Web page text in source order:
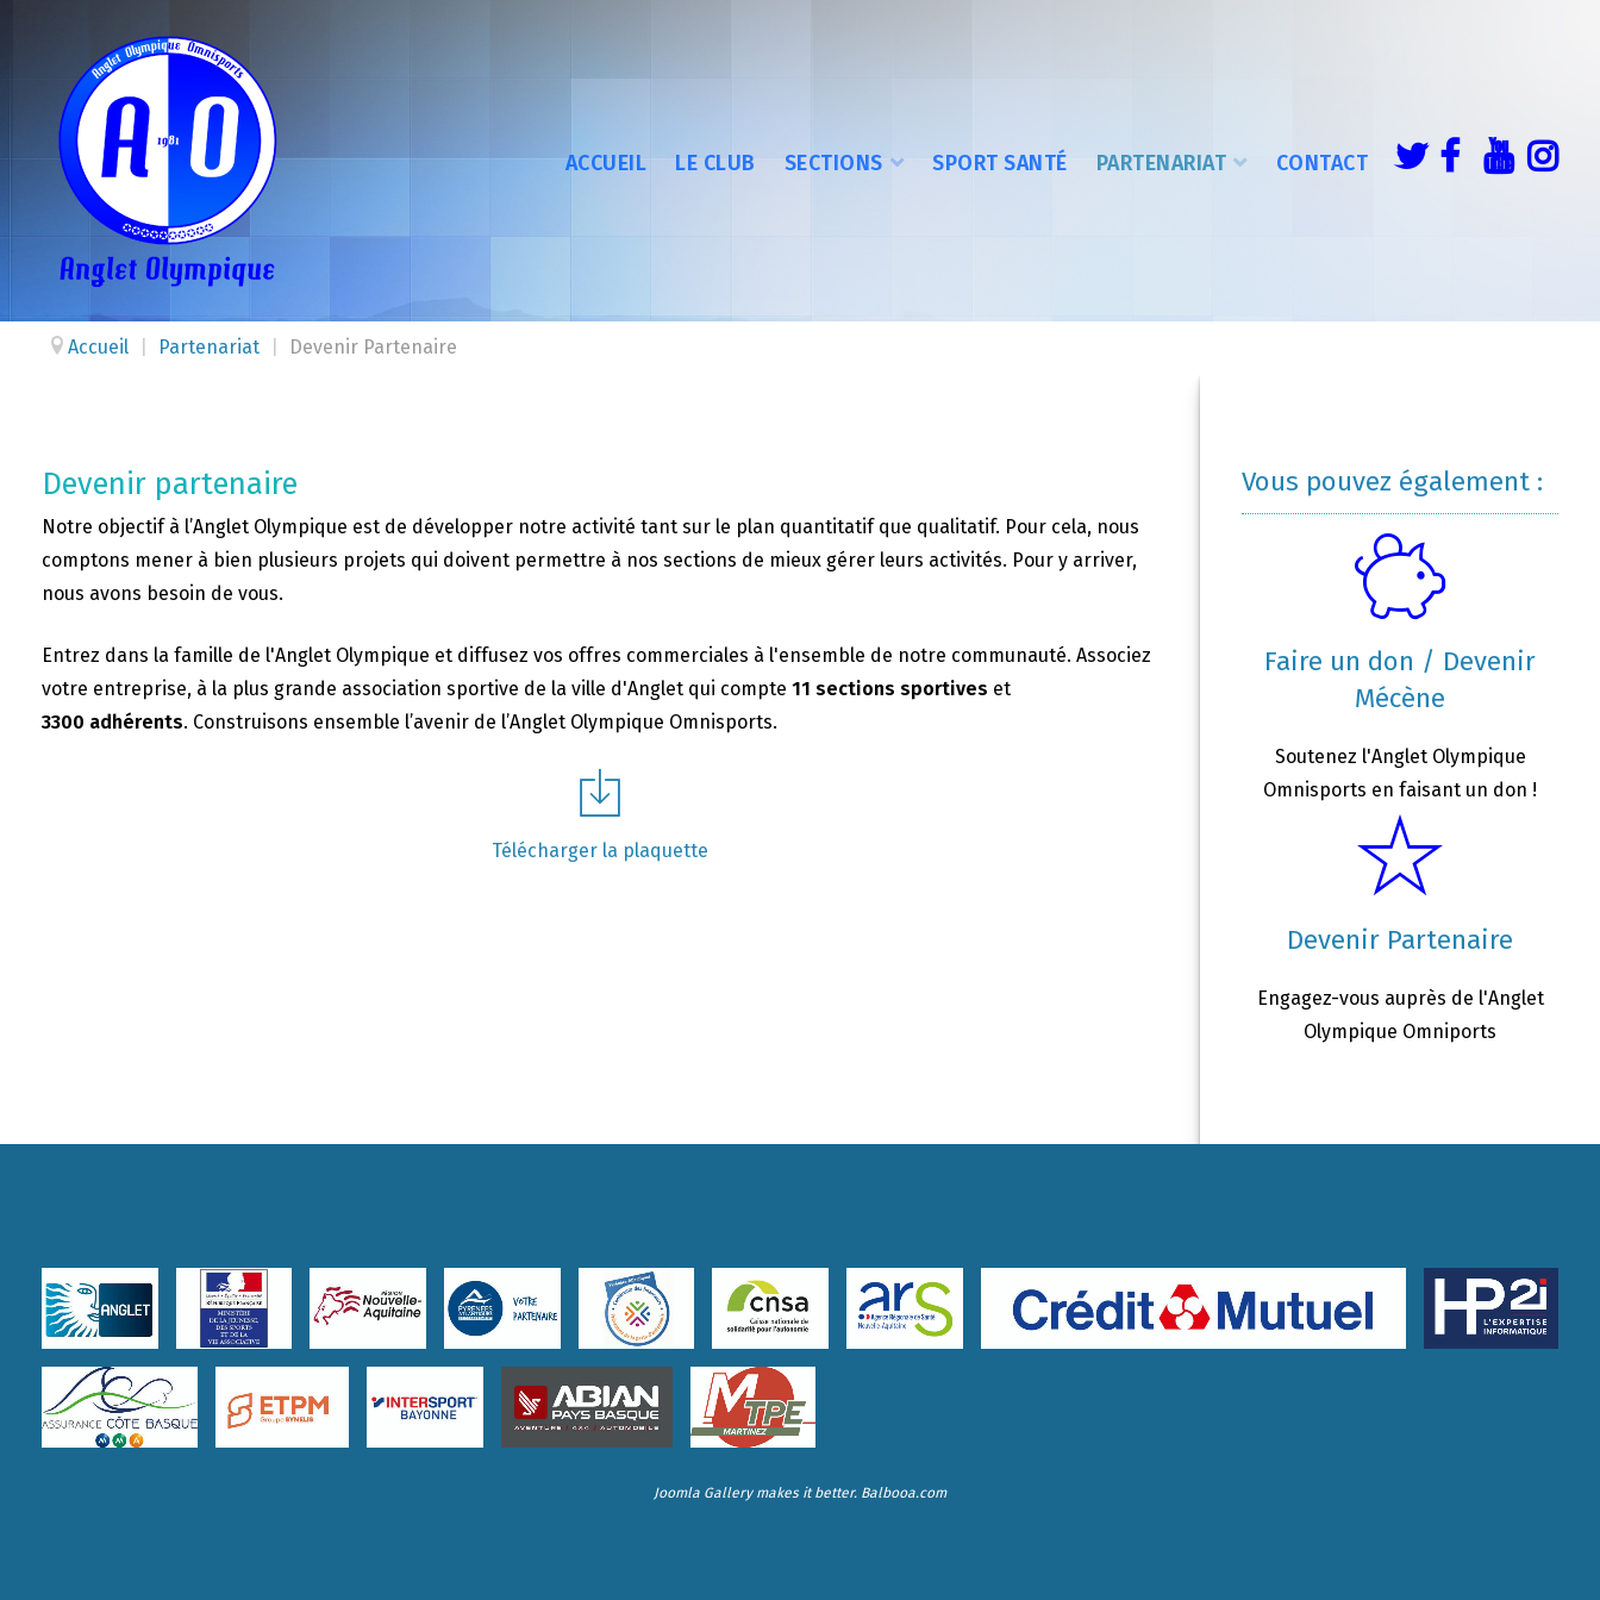
ACCUEIL LE CLUB SECTIONS SPORT SANTÉ PARTENARIAT CONTACT
Accueil Partenariat Devenir Partenaire
Vous pouvez également :
Faire un don / Devenir
Mécène
Soutenez l'Anglet Olympique
Omnisports en faisant un don !
Devenir Partenaire
Engagez-vous auprès de l'Anglet
Olympique Omniports
Devenir partenaire
Notre objectif à l’Anglet Olympique est de développer notre activité tant sur le plan quantitatif que qualitatif. Pour cela, nous
comptons mener à bien plusieurs projets qui doivent permettre à nos sections de mieux gérer leurs activités. Pour y arriver,
nous avons besoin de vous.
Entrez dans la famille de l'Anglet Olympique et diffusez vos offres commerciales à l'ensemble de notre communauté. Associez
votre entreprise, à la plus grande association sportive de la ville d'Anglet qui compte 11 sections sportives et
3300 adhérents. Construisons ensemble l’avenir de l’Anglet Olympique Omnisports.
Télécharger la plaquette
Joomla Gallerymakes it better. Balbooa.com